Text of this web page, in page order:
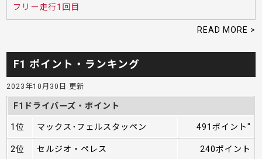
フリー走行1回目
READ MORE >
F1 ポイント・ランキング
2023年10月30日 更新
F1ドライバーズ・ポイント
1位 マックス･フェルスタッペン 491ポイント"
2位 セルジオ・ペレス 240ポイント